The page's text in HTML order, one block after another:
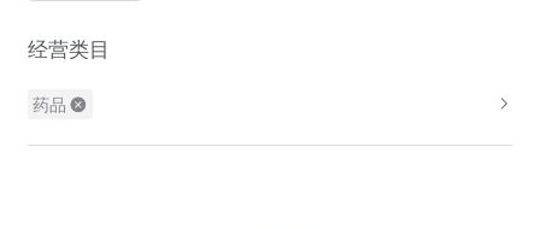
经营类目
药品